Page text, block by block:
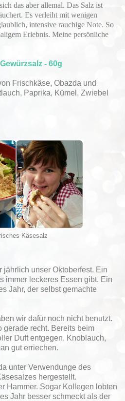
das aber allemal. Das Salz ist
Es verleiht mit wenigen
intensive rauchige Note. So
Erlebnis. Meine persönliche
- 60g
Frischkäse, Obazda und
Paprika, Kümel, Zwiebel
Käsesalz
jährlich unser Oktoberfest. Ein
immer leckeres Essen gibt. Ein
Jahr, der selbst gemachte
wir dafür noch nicht benutzt.
gerade recht. Bereits beim
Duft entgegen. Knoblauch,
gut erriechen.
unter Verwendunge des
hergestellt.
Hammer. Sogar Kollegen lobten
Jahr besser schmeckt als der